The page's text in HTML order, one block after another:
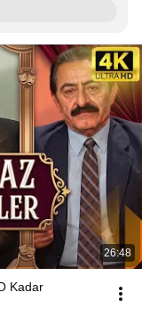
26:48
Kadar